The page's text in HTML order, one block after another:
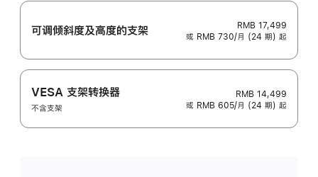
可调倾斜度及高‍度的支‍架
RMB 17,499
或 RMB 730/月 (24 期) 起
VESA 支架转换器
不含支架
RMB 14,499
或 RMB 605/月 (24 期) 起